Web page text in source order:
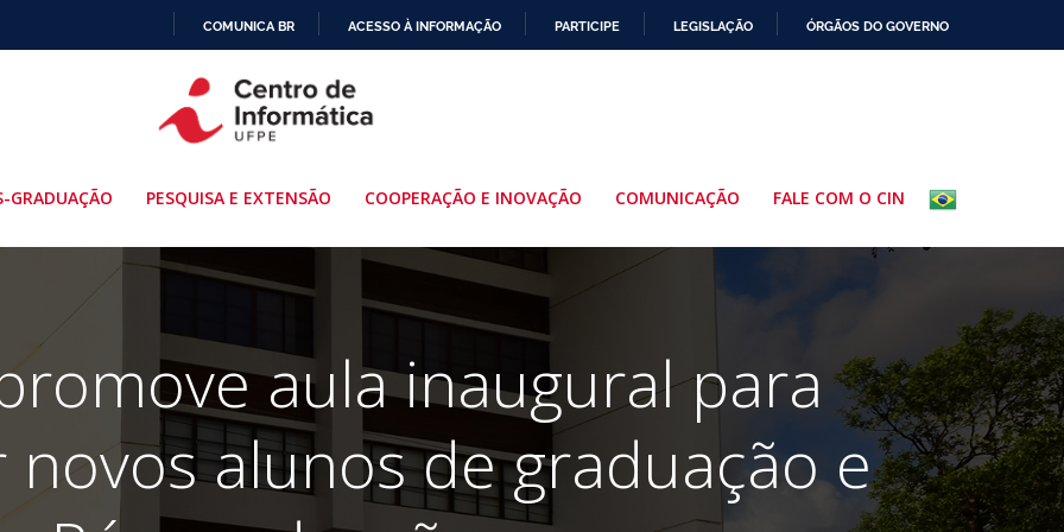
PARA
O
COMUNICA BR ACESSO À INFORMAÇÃO PARTICIPE LEGISLAÇÃO ÓRGÃOS DO GOVERNO
GRADUAÇÃO PESQUISA E EXTENSÃO COOPERAÇÃO E INOVAÇÃO COMUNICAÇÃO FALE COM O CIN
aula inaugural para
alunos de graduação e